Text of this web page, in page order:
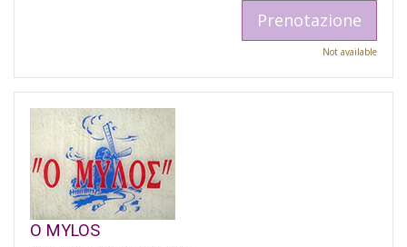
Prenotazione
Not available
O MYLOS